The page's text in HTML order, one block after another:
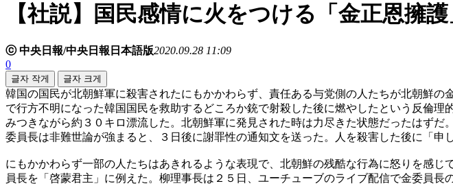
【社説】国民感情に火をつける「金正恩擁
ⓒ 中央日報/中央日報日本語版2020.09.28 11:09
0
글자 작게 글자 크게
韓国の国民が北朝鮮軍に殺害されたにもかかわらず、責任ある与党側の人たちが北朝鮮
で行方不明になった韓国国民を救助するどころか銃で射殺した後に燃やしたという反倫
みつきながら約３０キロ漂流した。北朝鮮軍に発見された時は力尽きた状態だったはず
委員長は非難世論が強まると、３日後に謝罪性の通知文を送った。人を殺害した後に「申
にもかかわらず一部の人たちはあきれるような表現で、北朝鮮の残酷な行為に怒りを感
員長を「啓蒙君主」に例えた。柳理事長は２５日、ユーチューブのライブ配信で金委員